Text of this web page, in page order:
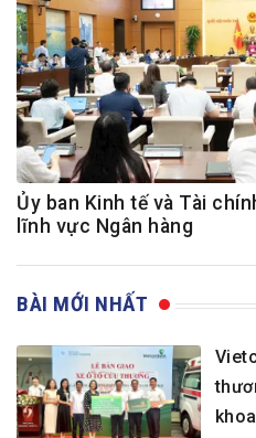
Ủy ban Kinh tế và Tài
lĩnh vực Ngân hàng
BÀI MỚI NHẤT